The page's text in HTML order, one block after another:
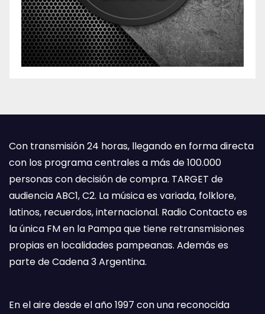
Con transmisión 24 horas, llegando en forma directa
con los programa centrales a más de 100.000
personas con decisión de compra. TARGET de
audiencia ABC1, C2. La música es variada, folklore,
latinos, recuerdos, internacional. Radio Contacto es
la única FM en la Pampa que tiene retransmisiones
propias en localidades pampeanas. Además es
parte de Cadena 3 Argentina.
En el aire desde el año 1997 con una reconocida